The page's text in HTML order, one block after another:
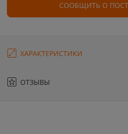
СООБЩИТЬ О
ХАРАКТЕРИСТИКИ
ОТЗЫВЫ